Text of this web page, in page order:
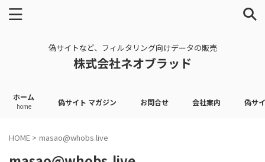
偽サイトなど、フィルタリング向けデータの販売
株式会社ネオブラッド
ホーム
home 偽サイト マガジン お問合せ 会社案内 偽サ
HOME > masao@whobs.live